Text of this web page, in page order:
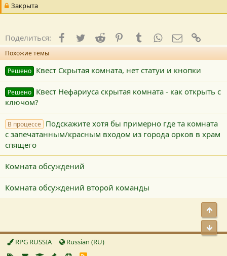
Закрыта
Поделиться: Facebook
TwitterReddit PinterestTumblrWhatsApp
E-mail
Похожие темы
Решено Квест Скрытая комната, нет статуи и кнопки
Решено Квест Нефариуса скрытая комната - как открыть с
ключом?
В процессе Подскажите хотя бы примерно где та комната
с запечатанным/красным входом из города орков в храм
спящего
Комната обсуждений
Комната обсуждений второй команды
RPG RUSSIA Russian (RU)